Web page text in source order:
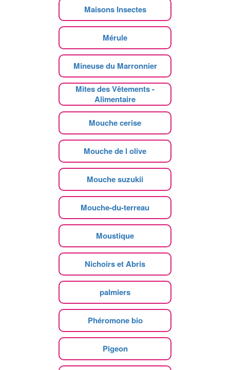
Maisons Insectes
Mérule
Mineuse du Marronnier
Mites des Vêtements -
Alimentaire
Mouche cerise
Mouche de l olive
Mouche suzukii
Mouche-du-terreau
Moustique
Nichoirs et Abris
palmiers
Phéromone bio
Pigeon